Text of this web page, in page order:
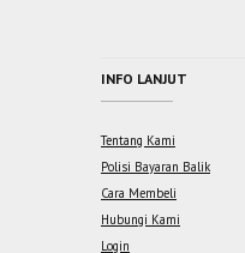
INFO LANJUT
Tentang Kami
Polisi Bayaran Balik
Cara Membeli
Hubungi Kami
Login